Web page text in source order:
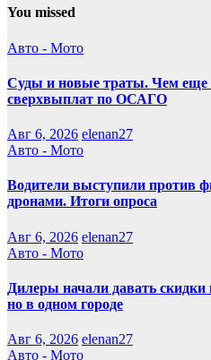
You missed
Авто - Мото
Суды и новые траты. Чем еще
сверхвыплат по ОСАГО
Авг 6, 2026 elenan27
Авто - Мото
Водители выступили против
дронами. Итоги опроса
Авг 6, 2026 elenan27
Авто - Мото
Дилеры начали давать
но в одном городе
Авг 6, 2026 elenan27
Авто - Мото